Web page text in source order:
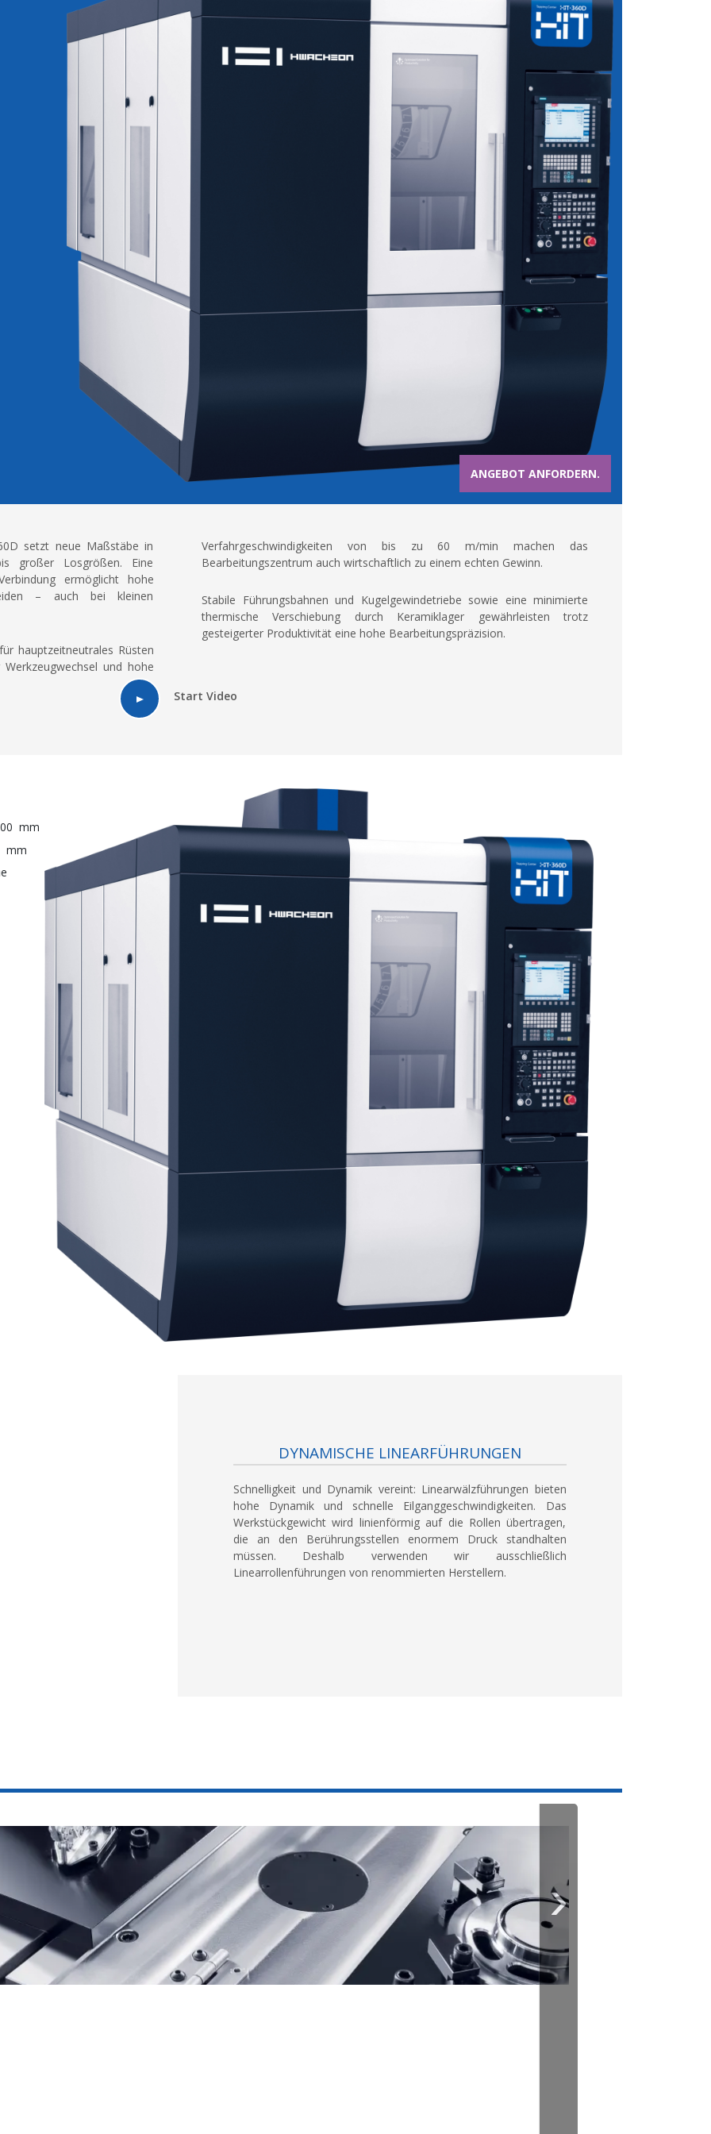
ANGEBOT ANFORDERN.
setzt neue Maßstäbe in
großer Losgrößen. Eine
ermöglicht hohe
– auch bei kleinen
hauptzeitneutrales Rüsten
und hohe
Verfahrgeschwindigkeiten von bis zu 60 m/min machen das
Bearbeitungszentrum auch wirtschaftlich zu einem echten Gewinn.
Stabile Führungsbahnen und Kugelgewindetriebe sowie eine minimierte
thermische Verschiebung durch Keramiklager gewährleisten trotz
gesteigerter Produktivität eine hohe Bearbeitungspräzision.
Start Video
mm
mm
DYNAMISCHE LINEARFÜHRUNGEN
Schnelligkeit und Dynamik vereint: Linearwälzführungen bieten
hohe Dynamik und schnelle Eilganggeschwindigkeiten. Das
Werkstückgewicht wird linienförmig auf die Rollen übertragen,
die an den Berührungsstellen enormem Druck standhalten
müssen. Deshalb verwenden wir ausschließlich
Linearrollenführungen von renommierten Herstellern.